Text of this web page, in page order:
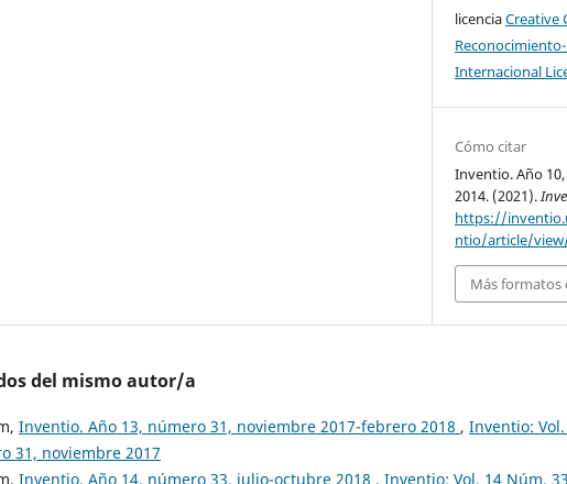
licenciaCreative
Internacional
Cómo citar
Inventio. Año
2014. (2021).
https://
ntio/article/
Más formatos
del mismo autor/a
Inventio. Año 13, número 31, noviembre 2017-febrero 2018 , Inventio:
31, noviembre 2017
Inventio. Año 14, número 33, julio-octubre 2018 , Inventio: Vol. 14 Núm.